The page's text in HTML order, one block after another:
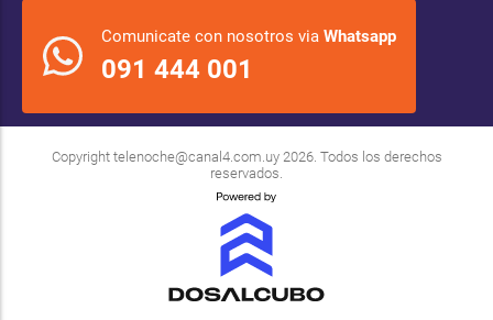
Comunicate con nosotros via Whatsapp
091 444 001
Copyright telenoche@canal4.com.uy2026. Todos los derechos
reservados.